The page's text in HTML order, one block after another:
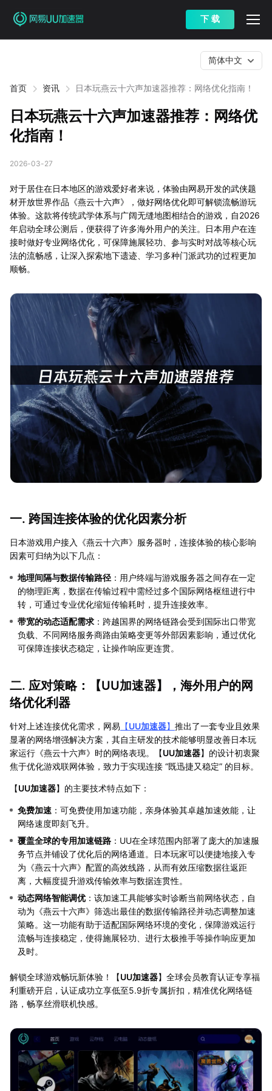
下 载
首页 资讯 日本玩燕云十六声加速器推荐：网络优化指南！
简体中文
日本玩燕云十六声加速器推荐：网络优
化指南！
2026-03-27
对于居住在日本地区的游戏爱好者来说，体验由网易开发的武侠题
材开放世界作品《燕云十六声》，做好网络优化即可解锁流畅游玩
体验。这款将传统武学体系与广阔无缝地图相结合的游戏，自2026
年启动全球公测后，便获得了许多海外用户的关注。日本用户在连
接时做好专业网络优化，可保障施展轻功、参与实时对战等核心玩
法的流畅感，让深入探索地下遗迹、学习多种门派武功的过程更加
顺畅。
一. 跨国连接体验的优化因素分析
日本游戏用户接入《燕云十六声》服务器时，连接体验的核心影响
因素可归纳为以下几点：
地理间隔与数据传输路径 ：用户终端与游戏服务器之间存在一定
的物理距离，数据在传输过程中需经过多个国际网络枢纽进行中
转，可通过专业优化缩短传输耗时，提升连接效率。
带宽的动态适配需求 ：跨越国界的网络链路会受到国际出口带宽
负载、不同网络服务商路由策略变更等外部因素影响，通过优化
可保障连接状态稳定，让操作响应更连贯。
二. 应对策略：【UU加速器】，海外用户的网
络优化利器
针对上述连接优化需求，网易 【UU加速器】 推出了一套专业且效果
显著的网络增强解决方案，其自主研发的技术能够明显改善日本玩
家运行《燕云十六声》时的网络表现。【UU加速器】的设计初衷聚
焦于优化游戏联网体验，致力于实现连接 “既迅捷又稳定” 的目标。
【UU加速器】的主要技术特点如下：
免费加速 ：可免费使用加速功能，亲身体验其卓越加速效能，让
网络速度即刻飞升。
覆盖全球的专用加速链路 ：UU在全球范围内部署了庞大的加速服
务节点并铺设了优化后的网络通道。日本玩家可以便捷地接入专
为《燕云十六声》配置的高效线路，从而有效压缩数据往返距
离，大幅度提升游戏传输效率与数据连贯性。
动态网络智能调优：该加速工具能够实时诊断当前网络状态，自
动为《燕云十六声》筛选出最佳的数据传输路径并动态调整加速
策略。这一功能有助于适配国际网络环境的变化，保障游戏运行
流畅与连接稳定，使得施展轻功、进行太极推手等操作响应更加
及时。
解锁全球游戏畅玩新体验！【UU加速器】全球会员教育认证专享福
利重磅开启，认证成功立享低至5.9折专属折扣，精准优化网络链
路，畅享丝滑联机快感。